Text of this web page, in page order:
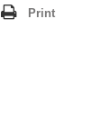
Print